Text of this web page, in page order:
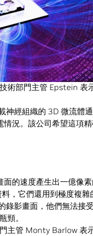
的多名研究人員
個影像，而使用 Intel
公司NETRI的「晶片大
項成果成為研發新藥
部門主管 Epstein 表
神經組織的 3D 微流體
況。該公司希望這項
面的速度產生出一億像
，它們還用到極度複雜
錄影畫面，他們無法接
頸。
主管 Monty Barlow 表